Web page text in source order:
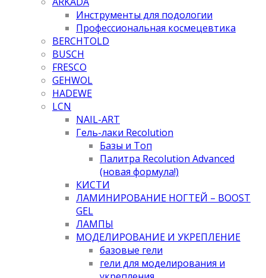
Инструменты для подологии
Профессиональная космецевтика
BERCHTOLD
BUSCH
FRESCO
GEHWOL
HADEWE
LCN
NAIL-ART
Гель-лаки Recolution
Базы и Топ
Палитра Recolution Advanced
(новая формула!)
КИСТИ
ЛАМИНИРОВАНИЕ НОГТЕЙ – BOOST
GEL
ЛАМПЫ
МОДЕЛИРОВАНИЕ И УКРЕПЛЕНИЕ
базовые гели
гели для моделирования и